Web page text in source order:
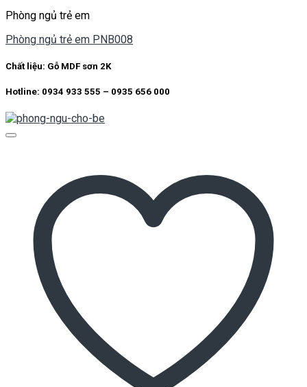
Phòng ngủ trẻ em
Phòng ngủ trẻ em PNB008
Chất liệu: Gỗ MDF sơn 2K
Hotline: 0934 933 555 – 0935 656 000